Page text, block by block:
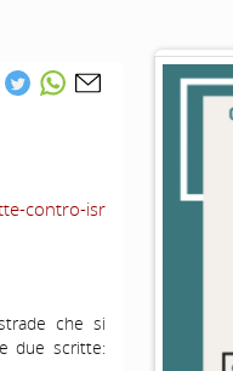
contro-isr
che si
due scritte: